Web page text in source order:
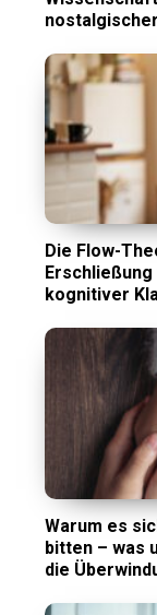
Die Flow-
kognitiver
Warum es
bitten – was
die